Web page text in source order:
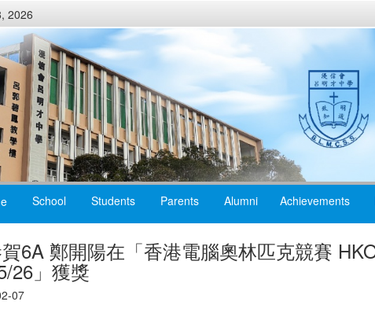
2026
School Students Parents Alumni Achievements
6A 鄭開陽在「香港電腦奧林匹克競賽
26」獲獎
07